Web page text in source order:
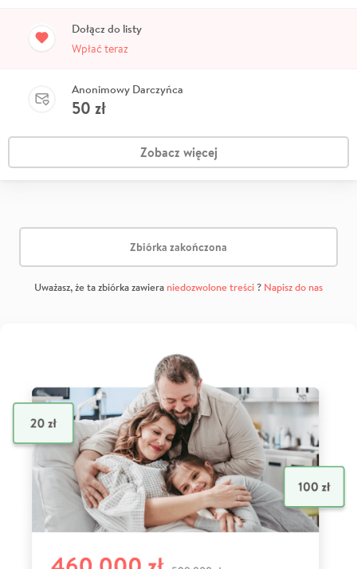
Dołącz do listy
Wpłać teraz
Anonimowy Darczyńca
50 zł
Zobacz więcej
Zbiórka zakończona
Uważasz, że ta zbiórka zawiera niedozwolone treści? Napisz do nas